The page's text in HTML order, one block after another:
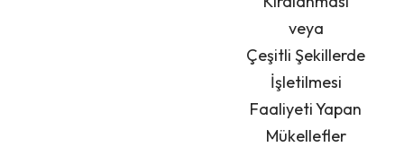
veya
Çeşitli Şekillerde
İşletilmesi
Faaliyeti Yapan
Mükellefler